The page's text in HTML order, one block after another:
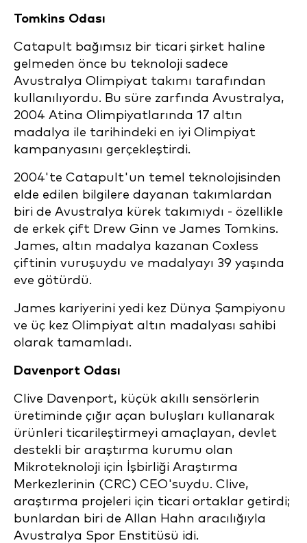
Tomkins Odası
Catapult bağımsız bir ticari şirket haline
gelmeden önce bu teknoloji sadece
Avustralya Olimpiyat takımı tarafından
kullanılıyordu. Bu süre zarfında Avustralya,
2004 Atina Olimpiyatlarında 17 altın
madalya ile tarihindeki en iyi Olimpiyat
kampanyasını gerçekleştirdi.
2004'te Catapult'un temel teknolojisinden
elde edilen bilgilere dayanan takımlardan
biri de Avustralya kürek takımıydı - özellikle
de erkek çift Drew Ginn ve James Tomkins.
James, altın madalya kazanan Coxless
çiftinin vuruşuydu ve madalyayı 39 yaşında
eve götürdü.
James kariyerini yedi kez Dünya Şampiyonu
ve üç kez Olimpiyat altın madalyası sahibi
olarak tamamladı.
Davenport Odası
Clive Davenport, küçük akıllı sensörlerin
üretiminde çığır açan buluşları kullanarak
ürünleri ticarileştirmeyi amaçlayan, devlet
destekli bir araştırma kurumu olan
Mikroteknoloji için İşbirliği Araştırma
Merkezlerinin (CRC) CEO'suydu. Clive,
araştırma projeleri için ticari ortaklar getirdi;
bunlardan biri de Allan Hahn aracılığıyla
Avustralya Spor Enstitüsü idi.